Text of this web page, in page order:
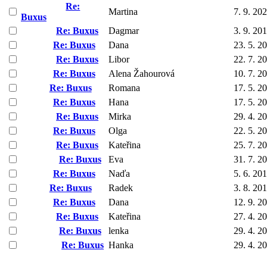
Re:
Buxus
Martina
7. 9.
Re: Buxus
Dagmar
3. 9.
Re: Buxus
Dana
23. 5.
Re: Buxus
Libor
22. 7.
Re: Buxus
Alena Žahourová
10. 7.
Re: Buxus
Romana
17. 5.
Re: Buxus
Hana
17. 5.
Re: Buxus
Mirka
29. 4.
Re: Buxus
Olga
22. 5.
Re: Buxus
Kateřina
25. 7.
Re: Buxus
Eva
31. 7.
Re: Buxus
Naďa
5. 6.
Re: Buxus
Radek
3. 8.
Re: Buxus
Dana
12. 9.
Re: Buxus
Kateřina
27. 4.
Re: Buxus
lenka
29. 4.
Re: Buxus Hanka
29. 4.